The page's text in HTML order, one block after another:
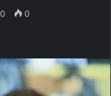
0 0